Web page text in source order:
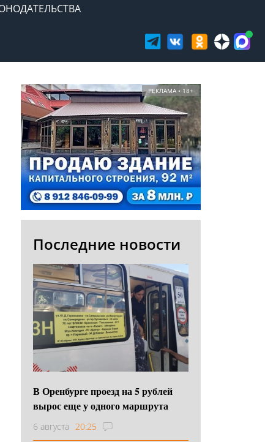
РЕКЛАМА • 18+
Последние новости
В Оренбурге проезд на 5 рублей
вырос еще у одного маршрута
6 августа 20:25